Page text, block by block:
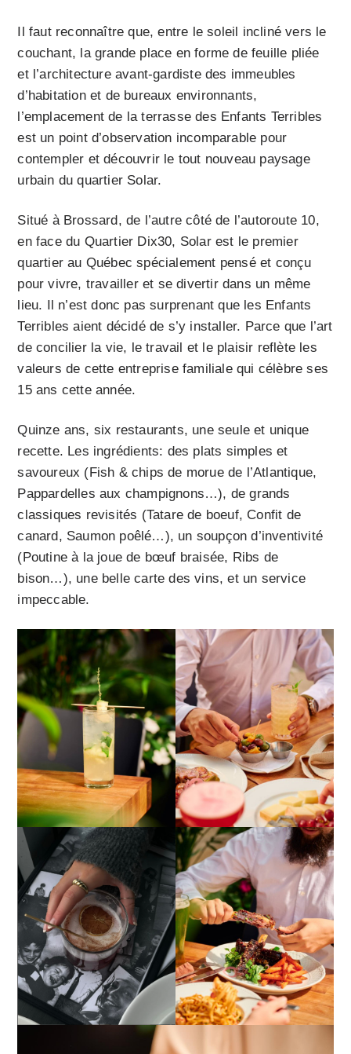
Il faut reconnaître que, entre le soleil incliné vers le
couchant, la grande place en forme de feuille pliée
et l’architecture avant-gardiste des immeubles
d’habitation et de bureaux environnants,
l’emplacement de la terrasse des Enfants Terribles
est un point d’observation incomparable pour
contempler et découvrir le tout nouveau paysage
urbain du quartier Solar.
Situé à Brossard, de l’autre côté de l’autoroute 10,
en face du Quartier Dix30, Solar est le premier
quartier au Québec spécialement pensé et conçu
pour vivre, travailler et se divertir dans un même
lieu. Il n’est donc pas surprenant que les Enfants
Terribles aient décidé de s’y installer. Parce que l’art
de concilier la vie, le travail et le plaisir reflète les
valeurs de cette entreprise familiale qui célèbre ses
15 ans cette année.
Quinze ans, six restaurants, une seule et unique
recette. Les ingrédients: des plats simples et
savoureux (Fish & chips de morue de l’Atlantique,
Pappardelles aux champignons…), de grands
classiques revisités (Tatare de boeuf, Confit de
canard, Saumon poêlé…), un soupçon d’inventivité
(Poutine à la joue de bœuf braisée, Ribs de
bison…), une belle carte des vins, et un service
impeccable.